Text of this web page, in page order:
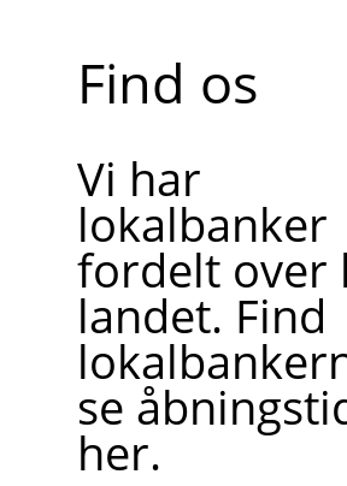
Find os
Vi har
lokalbanker
fordelt over
landet. Find
se
her.